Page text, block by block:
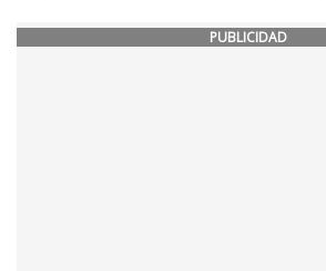
PUBLICIDAD